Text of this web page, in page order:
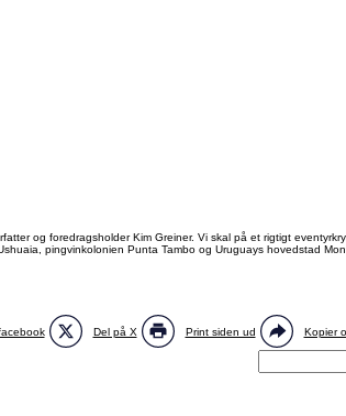
og foredragsholder Kim Greiner. Vi skal på et rigtigt
pingvinkolonien Punta Tambo og Uruguays hovedstad
Del på X Print siden ud Kopier